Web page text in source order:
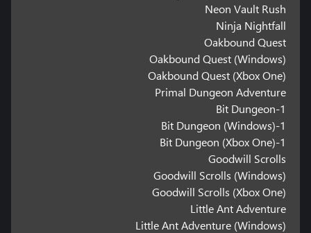
Neon Vault Rush
Ninja Nightfall
Oakbound Quest
Oakbound Quest (Windows)
Oakbound Quest (Xbox One)
Primal Dungeon Adventure
1-Bit Dungeon
1-Bit Dungeon (Windows)
1-Bit Dungeon (Xbox One)
Goodwill Scrolls
Goodwill Scrolls (Windows)
Goodwill Scrolls (Xbox One)
Little Ant Adventure
Little Ant Adventure (Windows)